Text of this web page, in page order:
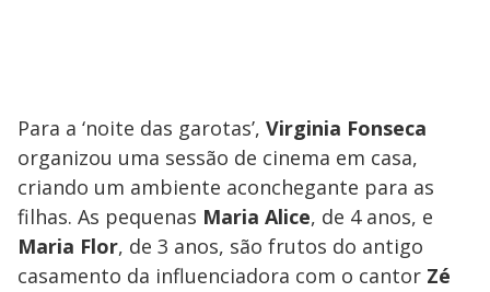
Para a ‘noite das garotas’, Virginia Fonseca
organizou uma sessão de cinema em casa,
criando um ambiente aconchegante para as
filhas. As pequenas Maria Alice, de 4 anos, e
Maria Flor, de 3 anos, são frutos do antigo
casamento da influenciadora com o cantor Zé